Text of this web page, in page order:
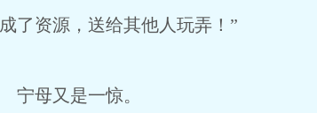
成了资源，送给其他人玩弄！”
宁母又是一惊。